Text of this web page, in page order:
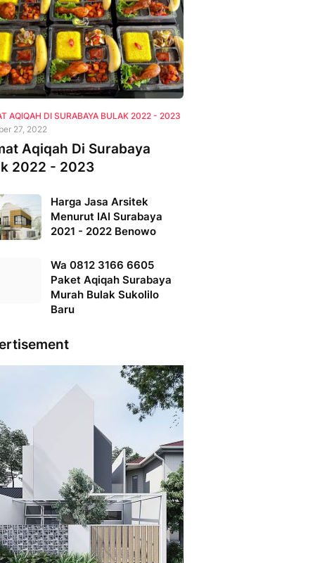
AQIQAH DI SURABAYA BULAK 2022 - 2023
27, 2022
Aqiqah Di Surabaya
2022 - 2023
Harga Jasa Arsitek
Menurut IAI Surabaya
2021 - 2022 Benowo
Wa 0812 3166 6605
Paket Aqiqah Surabaya
Murah Bulak Sukolilo
Baru